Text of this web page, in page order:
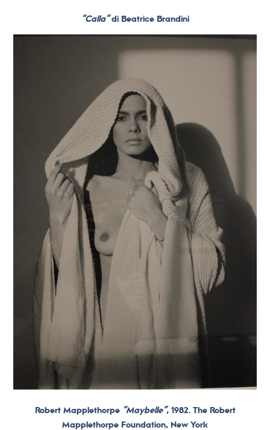
“Calla”di Beatrice Brandini
Robert Mapplethorpe “Maybelle”, 1982. The Robert
Mapplethorpe Foundation, New York